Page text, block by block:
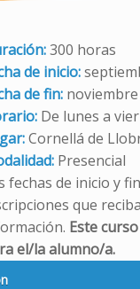
300 horas
de inicio:
de fin: noviembre
De lunes a
Cornellá de
Presencial
fechas de inicio y
que
Este
el/la alumno/a.